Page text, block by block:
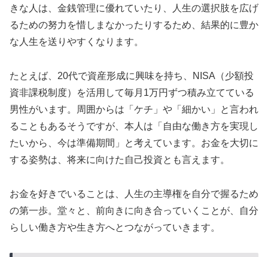
きな人は、金銭管理に優れていたり、人生の選択肢を広げ
るための努力を惜しまなかったりするため、結果的に豊か
な人生を送りやすくなります。
たとえば、20代で資産形成に興味を持ち、NISA（少額投
資非課税制度）を活用して毎月1万円ずつ積み立てている
男性がいます。周囲からは「ケチ」や「細かい」と言われ
ることもあるそうですが、本人は「自由な働き方を実現し
たいから、今は準備期間」と考えています。お金を大切に
する姿勢は、将来に向けた自己投資とも言えます。
お金を好きでいることは、人生の主導権を自分で握るため
の第一歩。堂々と、前向きに向き合っていくことが、自分
らしい働き方や生き方へとつながっていきます。